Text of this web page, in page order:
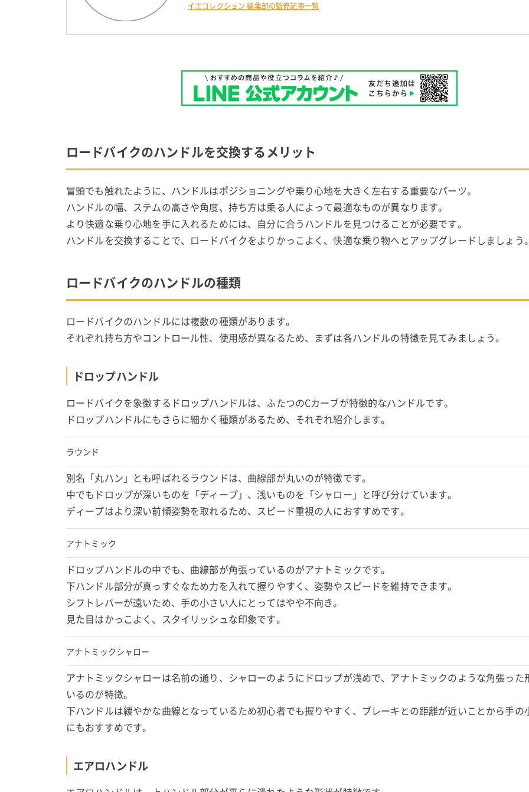
イエコレクション 編集部の監修記事一覧
ロードバイクのハンドルを交換するメリット
冒頭でも触れたように、ハンドルはポジショニングや乗り心地を大きく左右する重要なパーツ。
ハンドルの幅、ステムの高さや角度、持ち方は乗る人によって最適なものが異なります。
より快適な乗り心地を手に入れるためには、自分に合うハンドルを見つけることが必要です。
ハンドルを交換することで、ロードバイクをよりかっこよく、快適な乗り物へとアップグレードしましょう。
ロードバイクのハンドルの種類
ロードバイクのハンドルには複数の種類があります。
それぞれ持ち方やコントロール性、使用感が異なるため、まずは各ハンドルの特徴を見てみましょう。
ドロップハンドル
ロードバイクを象徴するドロップハンドルは、ふたつのCカーブが特徴的なハンドルです。
ドロップハンドルにもさらに細かく種類があるため、それぞれ紹介します。
ラウンド
別名「丸ハン」とも呼ばれるラウンドは、曲線部が丸いのが特徴です。
中でもドロップが深いものを「ディープ」、浅いものを「シャロー」と呼び分けています。
ディープはより深い前傾姿勢を取れるため、スピード重視の人におすすめです。
アナトミック
ドロップハンドルの中でも、曲線部が角張っているのがアナトミックです。
下ハンドル部分が真っすぐなため力を入れて握りやすく、姿勢やスピードを維持できます。
シフトレバーが遠いため、手の小さい人にとってはやや不向き。
見た目はかっこよく、スタイリッシュな印象です。
アナトミックシャロー
アナトミックシャローは名前の通り、シャローのようにドロップが浅めで、アナトミックのような角張った
いるのが特徴。
下ハンドルは緩やかな曲線となっているため初心者でも握りやすく、ブレーキとの距離が近いことから手の
にもおすすめです。
エアロハンドル